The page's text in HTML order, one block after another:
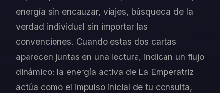
energía sin encauzar, viajes, búsqueda de la
verdad individual sin importar las
convenciones. Cuando estas dos cartas
aparecen juntas en una lectura, indican un flujo
dinámico: la energía activa de La Emperatriz
actúa como el impulso inicial de tu consulta,